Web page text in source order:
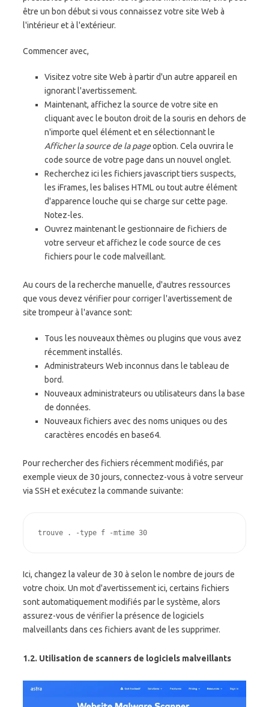
être un bon début si vous connaissez votre site Web à
l'intérieur et à l'extérieur.
Commencer avec,
Visitez votre site Web à partir d'un autre appareil en
ignorant l'avertissement.
Maintenant, affichez la source de votre site en
cliquant avec le bouton droit de la souris en dehors de
n'importe quel élément et en sélectionnant le
Afficher la source de la pageoption. Cela ouvrira le
code source de votre page dans un nouvel onglet.
Recherchez ici les fichiers javascript tiers suspects,
les iFrames, les balises HTML ou tout autre élément
d'apparence louche qui se charge sur cette page.
Notez-les.
Ouvrez maintenant le gestionnaire de fichiers de
votre serveur et affichez le code source de ces
fichiers pour le code malveillant.
Au cours de la recherche manuelle, d'autres ressources
que vous devez vérifier pour corriger l'avertissement de
site trompeur à l'avance sont:
Tous les nouveaux thèmes ou plugins que vous avez
récemment installés.
Administrateurs Web inconnus dans le tableau de
bord.
Nouveaux administrateurs ou utilisateurs dans la base
de données.
Nouveaux fichiers avec des noms uniques ou des
caractères encodés en base64.
Pour rechercher des fichiers récemment modifiés, par
exemple vieux de 30 jours, connectez-vous à votre serveur
via SSH et exécutez la commande suivante:
trouve . -type f -mtime 30
Ici, changez la valeur de 30 à selon le nombre de jours de
votre choix. Un mot d'avertissement ici, certains fichiers
sont automatiquement modifiés par le système, alors
assurez-vous de vérifier la présence de logiciels
malveillants dans ces fichiers avant de les supprimer.
1.2. Utilisation de scanners de logiciels malveillants